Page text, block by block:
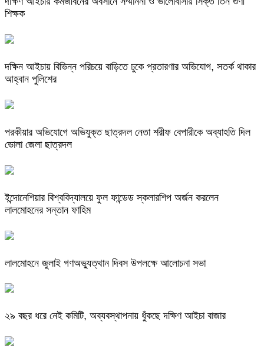
শিক্ষক
দক্ষিন আইচায় ‎বিভিন্ন পরিচয়ে বাড়িতে ঢুকে প্রতারণার অভিযোগ, সতর্ক থাকার
আহ্বান পুলিশের
পরকীয়ার অভিযোগে অভিযুক্ত ছাত্রদল নেতা শরীফ বেপারীকে অব্যাহতি দিল
ভোলা জেলা ছাত্রদল
ইন্দোনেশিয়ার বিশ্ববিদ্যালয়ে ফুল ফান্ডেড স্কলারশিপ অর্জন করলেন
লালমোহনের সন্তান ফাহিম
লালমোহনে জুলাই গণঅভ্যুত্থান দিবস উপলক্ষে আলোচনা সভা
২৯ বছর ধরে নেই কমিটি, অব্যবস্থাপনায় ধুঁকছে দক্ষিণ আইচা বাজার